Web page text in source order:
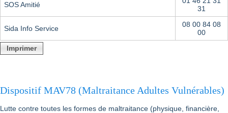
SOS Amitié
31
Sida Info Service
08 00 84 08
00
Imprimer
Dispositif MAV78 (Maltraitance Adultes Vulnérables)
Lutte contre toutes les formes de maltraitance (physique, financière,